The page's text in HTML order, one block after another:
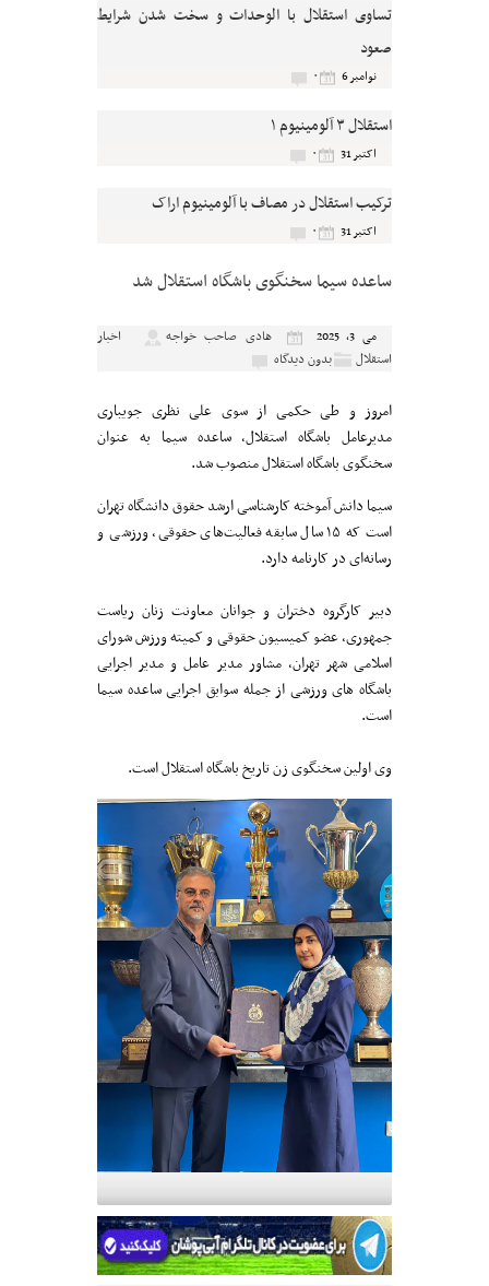
تساوی استقلال با الوحدات و سخت شدن شرایط
صعود
نوامبر 6 ۰
استقلال ۳ آلومینیوم ۱
اکتبر 31 ۰
ترکیب استقلال در مصاف با آلومینیوم اراک
اکتبر 31 ۰
ساعده سیما سخنگوی باشگاه استقلال شد
می 3, 2025 هادی صاحب خواجه
اخبار
استقلال
بدون دیدگاه
امروز و طی حکمی از سوی علی نظری جویباری
مدیرعامل باشگاه استقلال، ساعده سیما به عنوان
سخنگوی باشگاه استقلال منصوب شد.
سیما دانش آموخته کارشناسی ارشد حقوق دانشگاه تهران
است که ۱۵ سال سابقه فعالیت‌های حقوقی، ورزشی و
رسانه‌ای در کارنامه دارد.
دبیر کارگروه دختران و جوانان معاونت زنان ریاست
جمهوری، عضو کمیسیون حقوقی و کمیته ورزش شورای
اسلامی شهر تهران، مشاور مدیر عامل و مدیر اجرایی
باشگاه های ورزشی از جمله سوابق اجرایی ساعده سیما
است.
وی اولین سخنگوی زن تاریخ باشگاه استقلال است.